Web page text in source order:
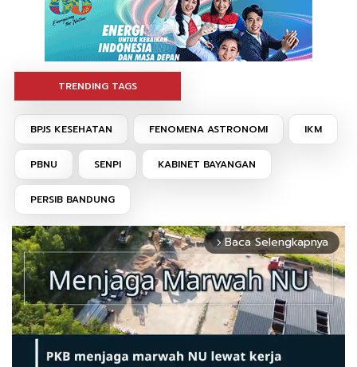
TRENDING TAGS
BPJS KESEHATAN FENOMENA ASTRONOMI IKM
PBNU SENPI KABINET BAYANGAN
PERSIB BANDUNG
arrow_forward_ios Baca Selengkapnya